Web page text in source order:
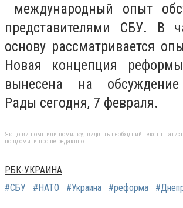
международный опыт
представителями СБУ. В
основу рассматривается
Новая концепция
вынесена на
Рады сегодня, 7 февраля.
Якщо ви помітили помилку, виділіть необхідний текст і
повідомити про це редакцію
РБК-УКРАИНА
#СБУ
#НАТО #Украина #реформа